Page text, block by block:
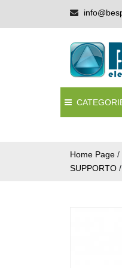
Home Page /
SUPPORTO /